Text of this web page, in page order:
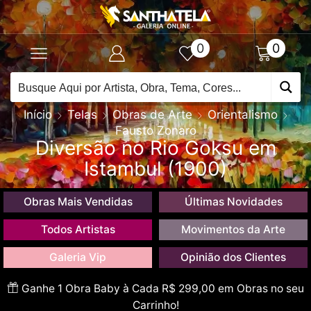
0 0
Início Telas Obras de Arte
Orientalismo
Fausto Zonaro
Diversão no Rio Goksu em
Istambul (1900)
Obras Mais Vendidas Últimas Novidades
Todos Artistas Movimentos da Arte
Galeria Vip Opinião dos Clientes
Ganhe 1 Obra Baby à Cada R$ 299,00 em Obras no seu
Carrinho!